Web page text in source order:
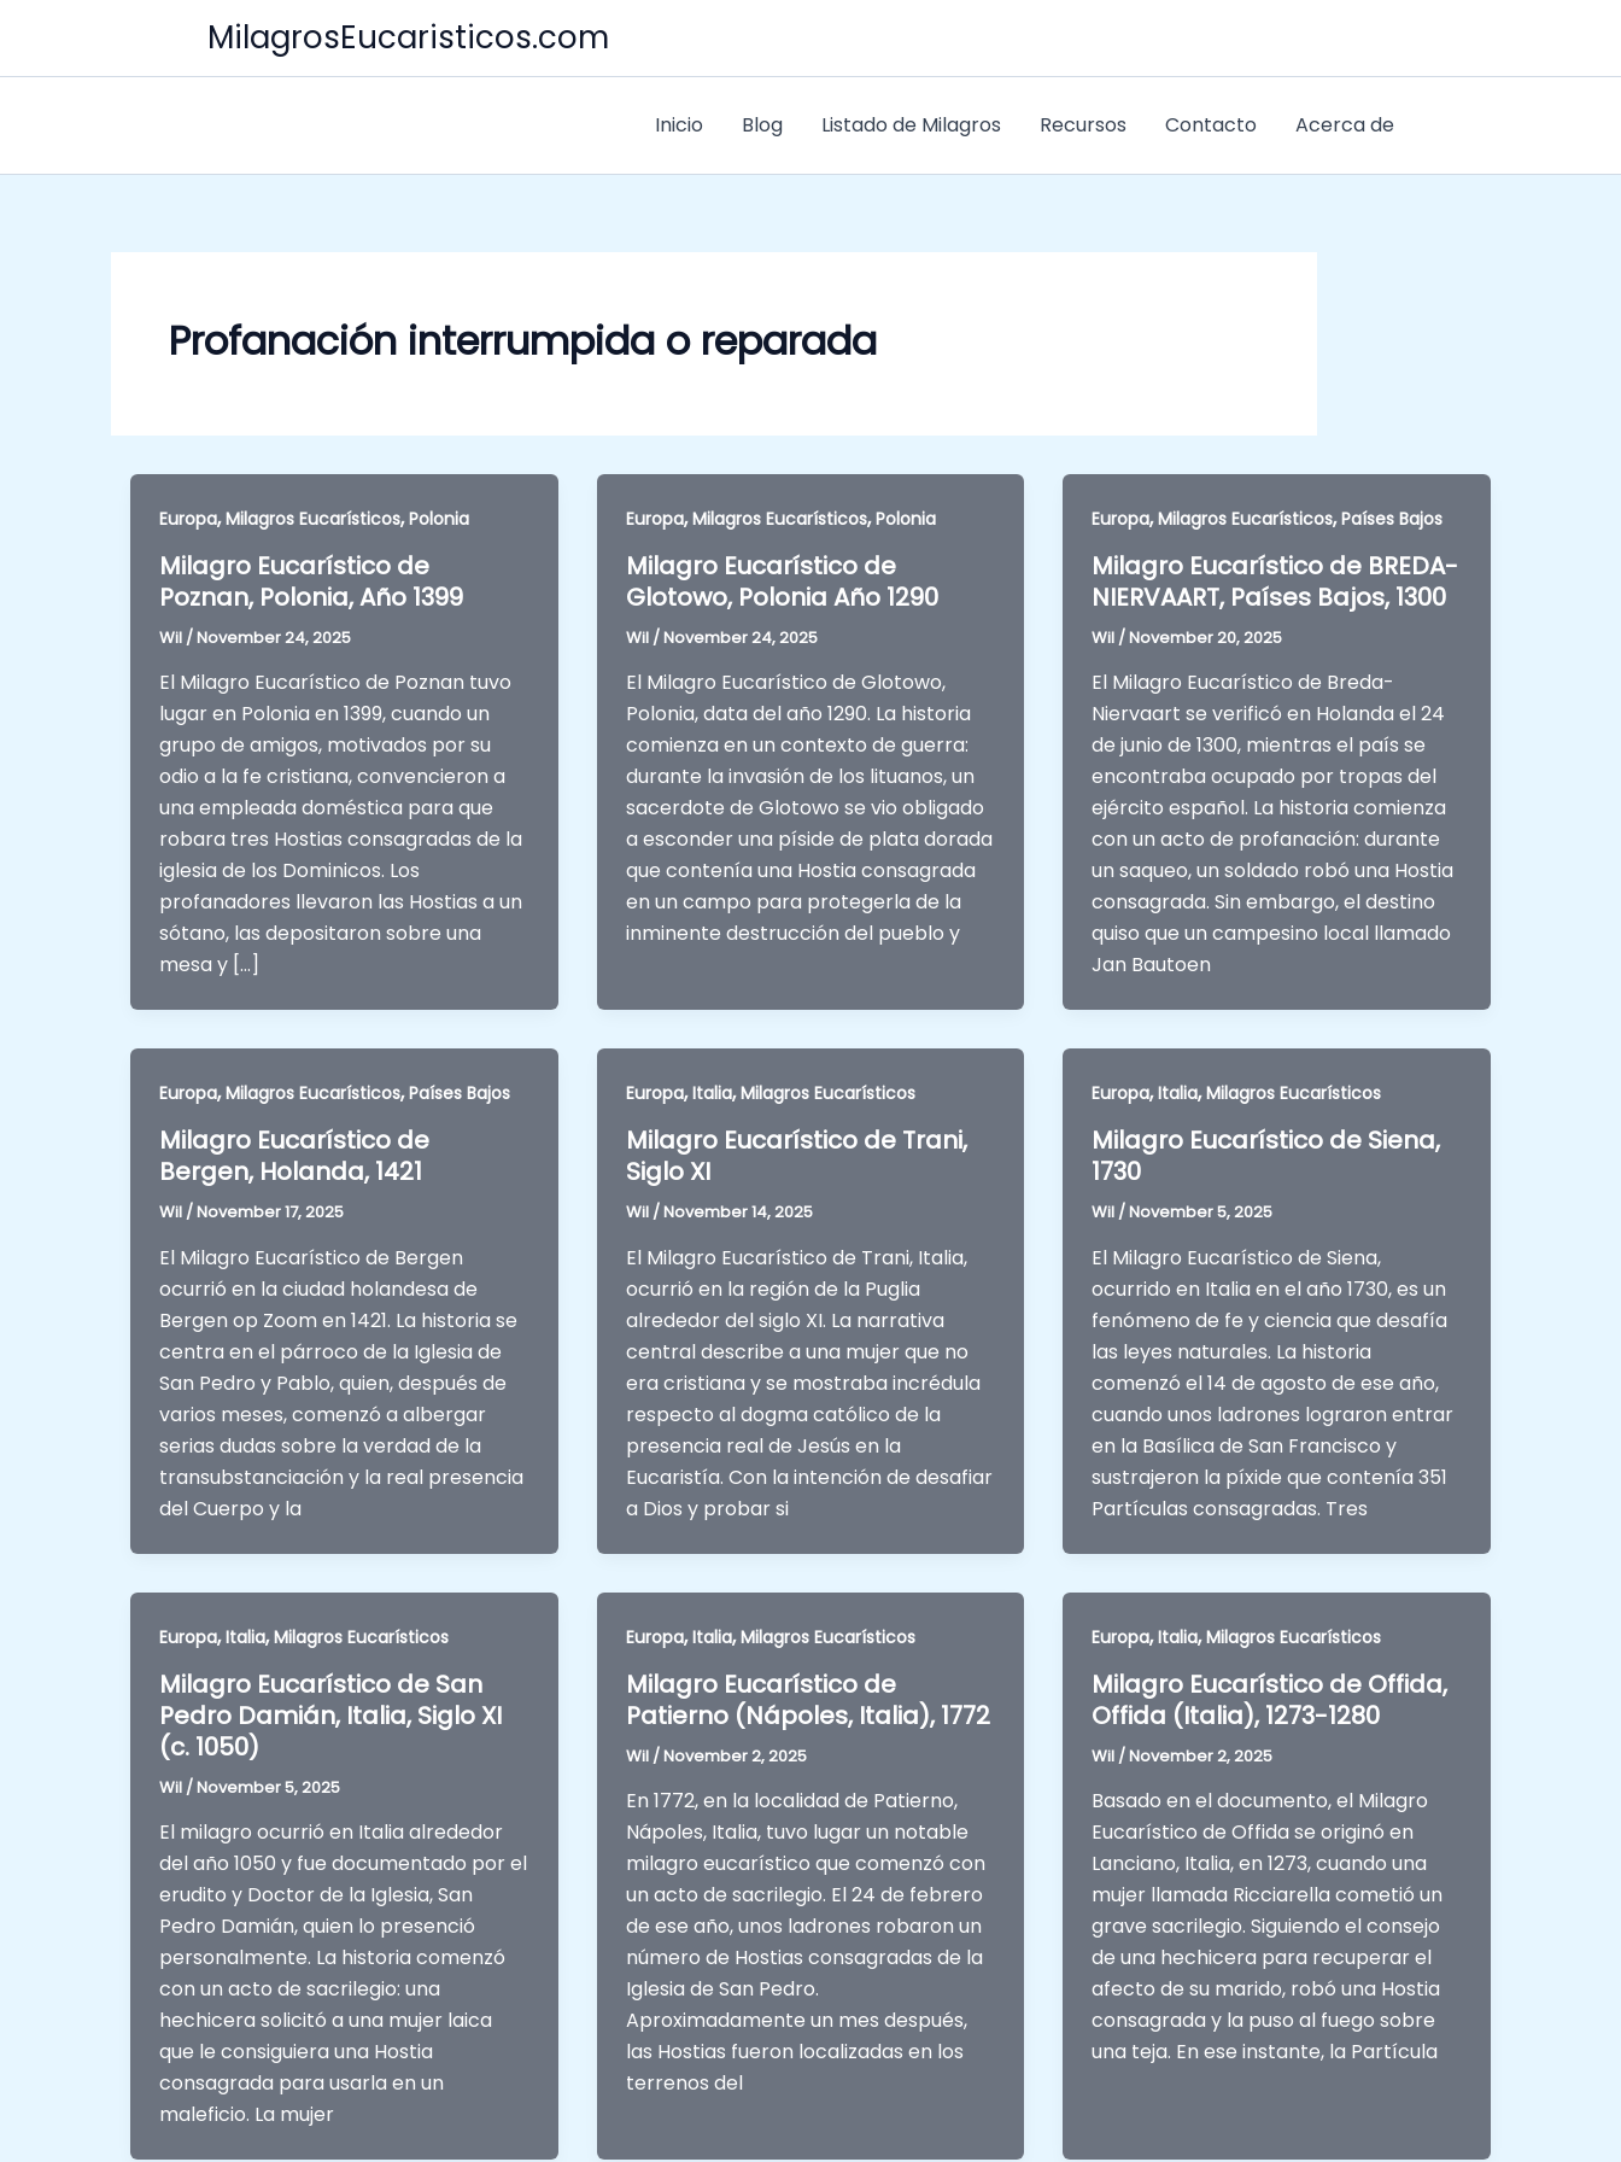
content
MilagrosEucaristicos.com
Inicio Blog Listado de Milagros Recursos Contacto Acerca de
Profanación interrumpida o reparada
Europa,Milagros Eucarísticos,Polonia
Milagro Eucarístico de
Poznan, Polonia, Año 1399
Wil /November 24, 2025
El Milagro Eucarístico de Poznan tuvo
lugar en Polonia en 1399, cuando un
grupo de amigos, motivados por su
odio a la fe cristiana, convencieron a
una empleada doméstica para que
robara tres Hostias consagradas de la
iglesia de los Dominicos. Los
profanadores llevaron las Hostias a un
sótano, las depositaron sobre una
mesa y […]
Europa,Milagros Eucarísticos,Polonia
Milagro Eucarístico de
Glotowo, Polonia Año 1290
Wil /November 24, 2025
El Milagro Eucarístico de Glotowo,
Polonia, data del año 1290. La historia
comienza en un contexto de guerra:
durante la invasión de los lituanos, un
sacerdote de Glotowo se vio obligado
a esconder una píside de plata dorada
que contenía una Hostia consagrada
en un campo para protegerla de la
inminente destrucción del pueblo y
Europa,Milagros Eucarísticos,Países Bajos
Milagro Eucarístico de BREDA-
NIERVAART, Países Bajos, 1300
Wil /November 20, 2025
El Milagro Eucarístico de Breda-
Niervaart se verificó en Holanda el 24
de junio de 1300, mientras el país se
encontraba ocupado por tropas del
ejército español. La historia comienza
con un acto de profanación: durante
un saqueo, un soldado robó una Hostia
consagrada. Sin embargo, el destino
quiso que un campesino local llamado
Jan Bautoen
Europa,Milagros Eucarísticos,Países Bajos
Milagro Eucarístico de
Bergen, Holanda, 1421
Wil /November 17, 2025
El Milagro Eucarístico de Bergen
ocurrió en la ciudad holandesa de
Bergen op Zoom en 1421. La historia se
centra en el párroco de la Iglesia de
San Pedro y Pablo, quien, después de
varios meses, comenzó a albergar
serias dudas sobre la verdad de la
transubstanciación y la real presencia
del Cuerpo y la
Europa,Italia,Milagros Eucarísticos
Milagro Eucarístico de Trani,
Siglo XI
Wil /November 14, 2025
El Milagro Eucarístico de Trani, Italia,
ocurrió en la región de la Puglia
alrededor del siglo XI. La narrativa
central describe a una mujer que no
era cristiana y se mostraba incrédula
respecto al dogma católico de la
presencia real de Jesús en la
Eucaristía. Con la intención de desafiar
a Dios y probar si
Europa,Italia,Milagros Eucarísticos
Milagro Eucarístico de Siena,
1730
Wil /November 5, 2025
El Milagro Eucarístico de Siena,
ocurrido en Italia en el año 1730, es un
fenómeno de fe y ciencia que desafía
las leyes naturales. La historia
comenzó el 14 de agosto de ese año,
cuando unos ladrones lograron entrar
en la Basílica de San Francisco y
sustrajeron la píxide que contenía 351
Partículas consagradas. Tres
Europa,Italia,Milagros Eucarísticos
Milagro Eucarístico de San
Pedro Damián, Italia, Siglo XI
(c. 1050)
Wil /November 5, 2025
El milagro ocurrió en Italia alrededor
del año 1050 y fue documentado por el
erudito y Doctor de la Iglesia, San
Pedro Damián, quien lo presenció
personalmente. La historia comenzó
con un acto de sacrilegio: una
hechicera solicitó a una mujer laica
que le consiguiera una Hostia
consagrada para usarla en un
maleficio. La mujer
Europa,Italia,Milagros Eucarísticos
Milagro Eucarístico de
Patierno (Nápoles, Italia), 1772
Wil /November 2, 2025
En 1772, en la localidad de Patierno,
Nápoles, Italia, tuvo lugar un notable
milagro eucarístico que comenzó con
un acto de sacrilegio. El 24 de febrero
de ese año, unos ladrones robaron un
número de Hostias consagradas de la
Iglesia de San Pedro.
Aproximadamente un mes después,
las Hostias fueron localizadas en los
terrenos del
Europa,Italia,Milagros Eucarísticos
Milagro Eucarístico de Offida,
Offida (Italia), 1273-1280
Wil /November 2, 2025
Basado en el documento, el Milagro
Eucarístico de Offida se originó en
Lanciano, Italia, en 1273, cuando una
mujer llamada Ricciarella cometió un
grave sacrilegio. Siguiendo el consejo
de una hechicera para recuperar el
afecto de su marido, robó una Hostia
consagrada y la puso al fuego sobre
una teja. En ese instante, la Partícula